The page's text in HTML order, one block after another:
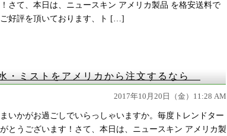
さて、本日は、ニュースキン アメリカ製品 を格安送料で
好評を頂いております、ト […]
・ミストをアメリカから注文するなら
2017年10月20日（金）11:28 AM
いかがお過ごしでいらっしゃいますか。毎度トレンドター
とうございます！さて、本日は、ニュースキン アメリカ製